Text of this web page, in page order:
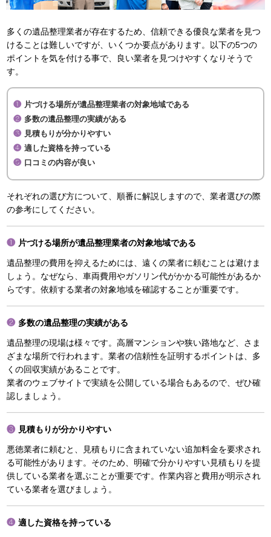
多くの遺品整理業者が存在するため、信頼できる優良な業者を見つ
けることは難しいですが、いくつか要点があります。以下の5つの
ポイントを気を付ける事で、良い業者を見つけやすくなりそうで
す。
片づける場所が遺品整理業者の対象地域である
多数の遺品整理の実績がある
見積もりが分かりやすい
適した資格を持っている
口コミの内容が良い
それぞれの選び方について、順番に解説しますので、業者選びの際
の参考にしてください。
片づける場所が遺品整理業者の対象地域である
遺品整理の費用を抑えるためには、遠くの業者に頼むことは避けま
しょう。なぜなら、車両費用やガソリン代がかかる可能性があるか
らです。依頼する業者の対象地域を確認することが重要です。
多数の遺品整理の実績がある
遺品整理の現場は様々です。高層マンションや狭い路地など、さま
ざまな場所で行われます。業者の信頼性を証明するポイントは、多
くの回収実績があることです。
業者のウェブサイトで実績を公開している場合もあるので、ぜひ確
認しましょう。
見積もりが分かりやすい
悪徳業者に頼むと、見積もりに含まれていない追加料金を要求され
る可能性があります。そのため、明確で分かりやすい見積もりを提
供している業者を選ぶことが重要です。作業内容と費用が明示され
ている業者を選びましょう。
適した資格を持っている